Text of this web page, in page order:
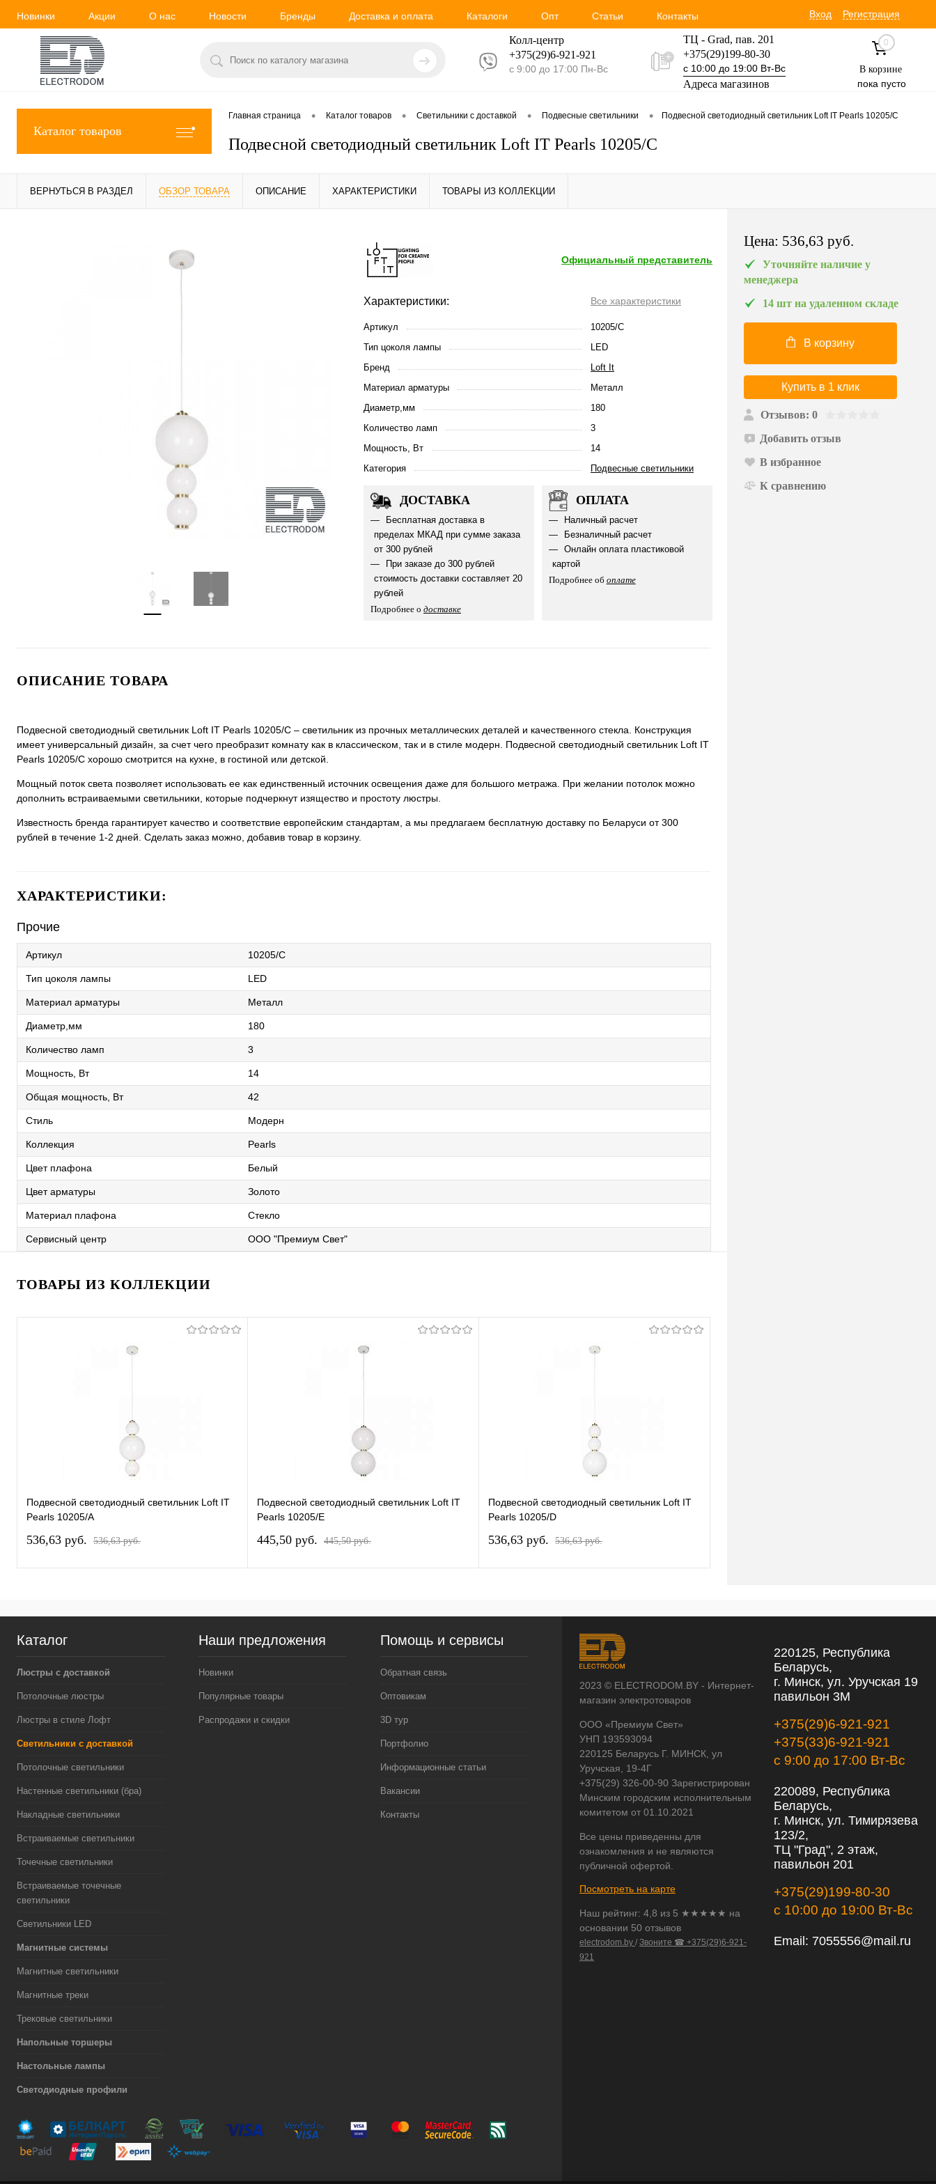
Новинки Акции О нас Новости Бренды Доставка и оплата Каталоги Опт Статьи Контакты Вход Регистрация
Колл-центр
+375(29)6-921-921
с 9:00 до 17:00 Пн-Вс
ТЦ - Grad, пав. 201
+375(29)199-80-30
с 10:00 до 19:00 Вт-Вс
Адреса магазинов
+375(29)354-30-60
0
В корзине
пока пусто
Каталог товаров
Главная страница • Каталог товаров • Светильники с доставкой • Подвесные светильники • Подвесной светодиодный светильник Loft IT Pearls 10205/C
Подвесной светодиодный светильник Loft IT Pearls 10205/C
ВЕРНУТЬСЯ В РАЗДЕЛ ОБЗОР ТОВАРА ОПИСАНИЕ ХАРАКТЕРИСТИКИ ТОВАРЫ ИЗ КОЛЛЕКЦИИ
Официальный представитель
Характеристики: Все характеристики
Артикул
10205/C
Тип цоколя лампы
LED
Бренд
Loft It
Материал арматуры
Металл
Диаметр,мм
180
Количество ламп
3
Мощность, Вт
14
Категория
Подвесные светильники
ДОСТАВКА
Бесплатная доставка в
пределах МКАД при сумме заказа
от 300 рублей
При заказе до 300 рублей
стоимость доставки составляет 20
рублей
Подробнее о доставке
ОПЛАТА
Наличный расчет
Безналичный расчет
Онлайн оплата пластиковой
картой
Подробнее об оплате
ОПИСАНИЕ ТОВАРА
Подвесной светодиодный светильник Loft IT Pearls 10205/C – светильник из прочных металлических деталей и качественного стекла. Конструкция
имеет универсальный дизайн, за счет чего преобразит комнату как в классическом, так и в стиле модерн. Подвесной светодиодный светильник Loft IT
Pearls 10205/C хорошо смотрится на кухне, в гостиной или детской.
Мощный поток света позволяет использовать ее как единственный источник освещения даже для большого метража. При желании потолок можно
дополнить встраиваемыми светильники, которые подчеркнут изящество и простоту люстры.
Известность бренда гарантирует качество и соответствие европейским стандартам, а мы предлагаем бесплатную доставку по Беларуси от 300
рублей в течение 1-2 дней. Сделать заказ можно, добавив товар в корзину.
ХАРАКТЕРИСТИКИ:
Прочие
Артикул 10205/C
Тип цоколя лампы LED
Материал арматуры Металл
Диаметр,мм 180
Количество ламп 3
Мощность, Вт 14
Общая мощность, Вт 42
Стиль Модерн
Коллекция Pearls
Цвет плафона Белый
Цвет арматуры Золото
Материал плафона Стекло
Сервисный центр ООО "Премиум Свет"
ТОВАРЫ ИЗ КОЛЛЕКЦИИ
Подвесной светодиодный светильник Loft IT
Pearls 10205/A
536,63 pуб. 536,63 pуб.
Подвесной светодиодный светильник Loft IT
Pearls 10205/E
445,50 pуб. 445,50 pуб.
Подвесной светодиодный светильник Loft IT
Pearls 10205/D
536,63 pуб. 536,63 pуб.
Цена: 536,63 pуб.
Уточняйте наличие у
менеджера
14 шт на удаленном складе
В корзину
Купить в 1 клик
Отзывов: 0
Добавить отзыв
В избранное
К сравнению
Каталог
Люстры с доставкой
Потолочные люстры
Люстры в стиле Лофт
Светильники с доставкой
Потолочные светильники
Настенные светильники (бра)
Накладные светильники
Встраиваемые светильники
Точечные светильники
Встраиваемые точечные
светильники
Светильники LED
Магнитные системы
Магнитные светильники
Магнитные треки
Трековые светильники
Напольные торшеры
Настольные лампы
Светодиодные профили
Наши предложения
Новинки
Популярные товары
Распродажи и скидки
Помощь и сервисы
Обратная связь
Оптовикам
3D тур
Портфолио
Информационные статьи
Вакансии
Контакты
2023 © ELECTRODOM.BY - Интернет-
магазин электротоваров
ООО «Премиум Свет»
УНП 193593094
220125 Беларусь Г. МИНСК, ул
Уручская, 19-4Г
+375(29) 326-00-90 Зарегистрирован
Минским городским исполнительным
комитетом от 01.10.2021
Все цены приведенны для
ознакомления и не являются
публичной офертой.
Посмотреть на карте
Наш рейтинг: 4,8 из 5 ★★★★★ на
основании 50 отзывов
electrodom.by / Звоните ☎ +375(29)6-921-
921
220125, Республика
Беларусь,
г. Минск, ул. Уручская 19
павильон 3М
+375(29)6-921-921
+375(33)6-921-921
с 9:00 до 17:00 Вт-Вс
220089, Республика
Беларусь,
г. Минск, ул. Тимирязева
123/2,
ТЦ "Град", 2 этаж,
павильон 201
+375(29)199-80-30
с 10:00 до 19:00 Вт-Вс
Email: 7055556@mail.ru